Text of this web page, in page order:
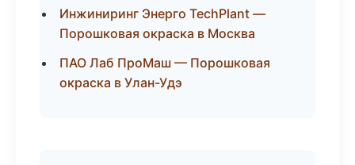
Инжиниринг Энерго TechPlant —
Порошковая окраска в Москва
ПАО Лаб ПроМаш — Порошковая
окраска в Улан-Удэ